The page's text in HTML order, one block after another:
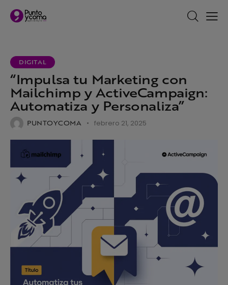
DIGITAL
“Impulsa tu Marketing con
Mailchimp y ActiveCampaign:
Automatiza y Personaliza”
PUNTOYCOMA febrero 21, 2025